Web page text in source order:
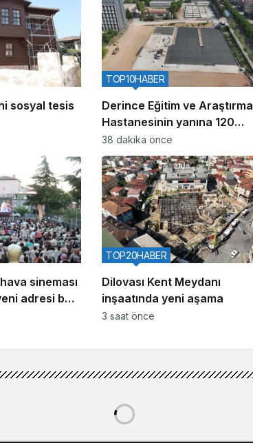
sosyal tesis
Derince Eğitim ve Araştırma
Hastanesinin yanına 120
yataklı yeni tesis
TOP10HABER
38 dakika önce
sineması
adresi belli
Dilovası Kent Meydanı
inşaatında yeni aşama
TOP20HABER
3 saat önce